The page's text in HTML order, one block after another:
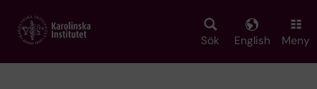
main
Sök English Meny